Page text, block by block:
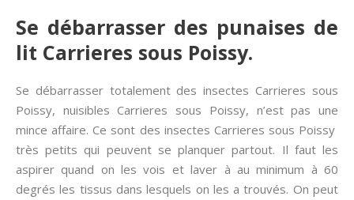
Se débarrasser des punaises de
lit Carrieres sous Poissy.
Se débarrasser totalement des insectes Carrieres sous
Poissy, nuisibles Carrieres sous Poissy, n’est pas une
mince affaire. Ce sont des insectes Carrieres sous Poissy
très petits qui peuvent se planquer partout. Il faut les
aspirer quand on les vois et laver à au minimum à 60
degrés les tissus dans lesquels on les a trouvés. On peut